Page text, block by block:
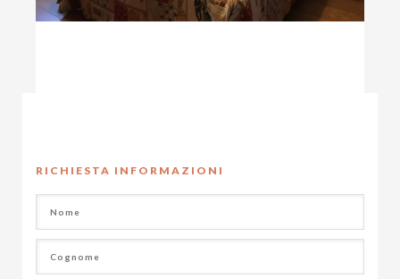
RICHIESTA INFORMAZIONI